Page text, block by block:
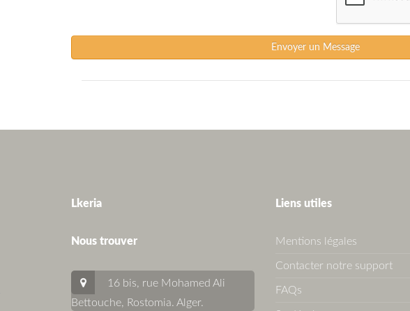
Envoyer un Message
Lkeria
Nous trouver
16 bis, rue Mohamed Ali
Bettouche, Rostomia. Alger.
Liens utiles
Mentions légales
Contacter notre support
FAQs